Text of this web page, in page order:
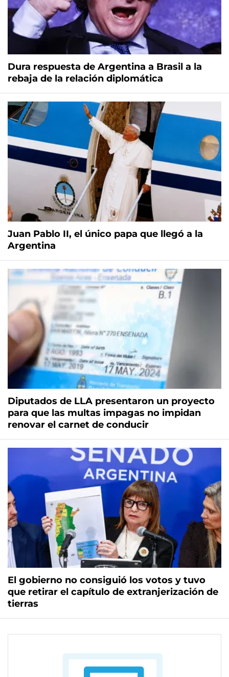
Dura respuesta de Argentina a Brasil a la
rebaja de la relación diplomática
Juan Pablo II, el único papa que llegó a la
Argentina
Diputados de LLA presentaron un proyecto
para que las multas impagas no impidan
renovar el carnet de conducir
El gobierno no consiguió los votos y tuvo
que retirar el capítulo de extranjerización de
tierras